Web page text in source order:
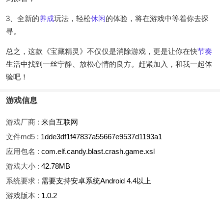
3、全新的养成玩法，轻松休闲的体验，将在游戏中等着你去探
寻。
总之，这款《宝藏精灵》不仅仅是消除游戏，更是让你在快节奏
生活中找到一丝宁静、放松心情的良方。赶紧加入，和我一起体
验吧！
游戏信息
游戏厂商 : 来自互联网
文件md5 : 1dde3df1f47837a55667e9537d1193a1
应用包名 : com.elf.candy.blast.crash.game.xsl
游戏大小 : 42.78MB
系统要求 : 需要支持安卓系统Android 4.4以上
游戏版本 : 1.0.2